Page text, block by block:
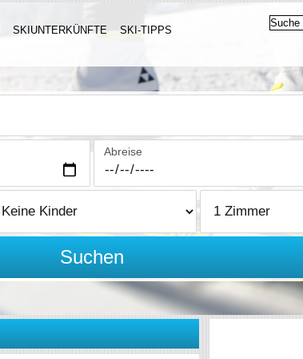
SKIUNTERKÜNFTE SKI-TIPPS
Abreise
Suchen